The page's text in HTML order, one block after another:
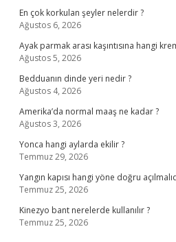
En çok korkulan şeyler nelerdir ?
Ağustos 6, 2026
Ayak parmak arası kaşıntısına hangi
Ağustos 5, 2026
Bedduanın dinde yeri nedir ?
Ağustos 4, 2026
Amerika’da normal maaş ne kadar ?
Ağustos 3, 2026
Yonca hangi aylarda ekilir ?
Temmuz 29, 2026
Yangın kapısı hangi yöne doğru
Temmuz 25, 2026
Kinezyo bant nerelerde kullanılır ?
Temmuz 25, 2026